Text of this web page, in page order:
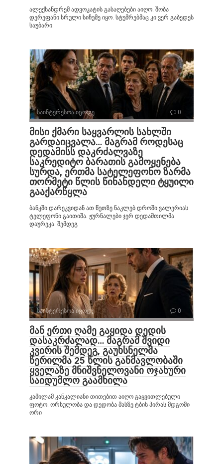
ალექსანდრემ ადვოკატის გასაღებები აიღო. შობა
დერეფანი სრული სიჩუმე იყო. სტუმრებმაც კი ვერ გაბედეს
საუბარი.
საინტერესოა იცოდე 0
მისი ქმარი საყვარლის სახლში
გარდაიცვალა… მაგრამ როდესაც
დედამისს დაკრძალვაზე
საკრედიტო ბარათის გამოყენება
სურდა, ერთმა სატელეფონო ზარმა
თორმეტი წლის წინანდელი ტყუილი
გააქარწყლა
ბანკში დარეკვიდან ათ წუთზე ნაკლებ დროში ვალერიას
ტელეფონი გაითიშა. ჟურნალები ჯერ დედამთილმა
დაურეკა. შემდეგ
საინტერესოა იცოდე 0
მან ერთი ღამე გაყიდა დედის
დასაკრძალად… მაგრამ შვიდი
კვირის შემდეგ, გაუხსნელმა
წერილმა 25 წლის განმავლობაში
ყველაზე მნიშვნელოვანი ოჯახური
საიდუმლო გაამხილა
კამილამ კანკალიანი თითებით აიღო გაყვითლებული
ფოტო. ორსულობა და დედობა მასზე ტბის პირას მდგომი
ორი